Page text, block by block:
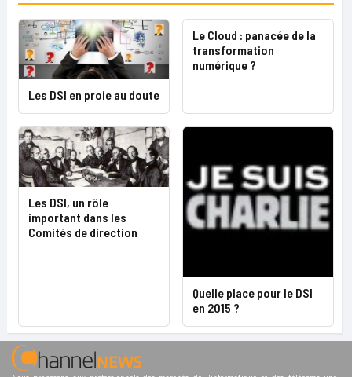
Les DSI en proie au doute
Le Cloud : panacée de la
transformation
numérique ?
Les DSI, un rôle
important dans les
Comités de direction
Quelle place pour le DSI
en 2015 ?